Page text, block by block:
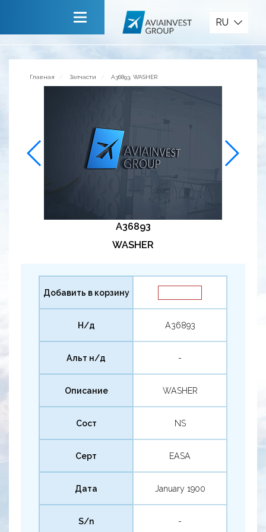
Сервисы
Обратная связь
RU
Главная Запчасти A36893, WASHER
A36893
WASHER
Добавить в корзину
Н/д A36893
Альт н/д -
Описание WASHER
Сост NS
Серт EASA
Дата January 1900
S/n -